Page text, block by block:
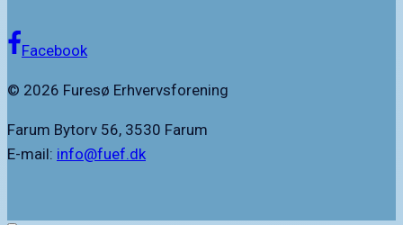
Facebook
© 2026 Furesø Erhvervsforening
Farum Bytorv 56, 3530 Farum
E-mail: info@fuef.dk